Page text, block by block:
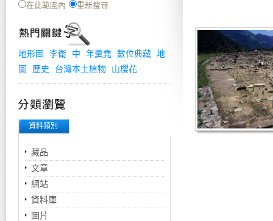
在此範圍內 重新搜尋
地形圖 李衛 中 年羹堯 數位典藏 地
圖
歷史 台灣本土植物 山櫻花
資料類別
藏品
文章
網站
資料庫
圖片